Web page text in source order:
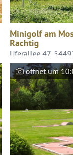
Minigolf am
Rachtig
Uferallee 47,
öffnet um